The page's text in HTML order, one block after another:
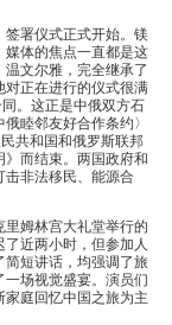
签署仪式正式开始。镁
媒体的焦点一直都是这
文尔雅，完全继承了
对正在进行的仪式很满
。这正是中俄双方石
睦邻友好合作条约〉
共和国和俄罗斯联邦
而结束。两国政府和
非法移民、能源合
姆林宫大礼堂举行的
近两小时，但参加人
简短讲话，均强调了旅
场视觉盛宴。演员们
庭回忆中国之旅为主